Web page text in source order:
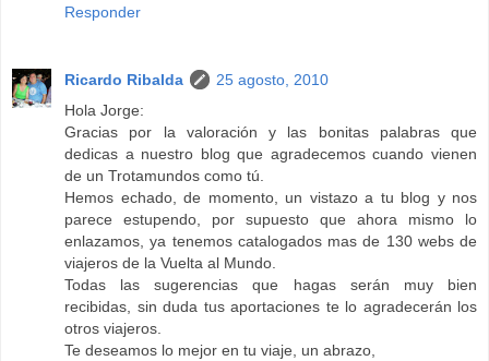
Responder
Ricardo Ribalda
25 agosto, 2010
Hola Jorge:
Gracias por la valoración y las bonitas palabras que
dedicas a nuestro blog que agradecemos cuando vienen
de un Trotamundos como tú.
Hemos echado, de momento, un vistazo a tu blog y nos
parece estupendo, por supuesto que ahora mismo lo
enlazamos, ya tenemos catalogados mas de 130 webs de
viajeros de la Vuelta al Mundo.
Todas las sugerencias que hagas serán muy bien
recibidas, sin duda tus aportaciones te lo agradecerán los
otros viajeros.
Te deseamos lo mejor en tu viaje, un abrazo,